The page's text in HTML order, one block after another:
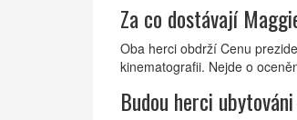
Za co dostávají
Oba herci obdrží Cenu
kinematografii. Nejde o
Budou herci